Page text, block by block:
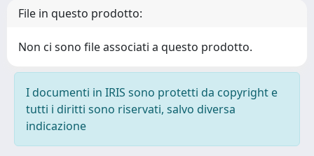
File in questo prodotto:
Non ci sono file associati a questo prodotto.
I documenti in IRIS sono protetti da copyright e
tutti i diritti sono riservati, salvo diversa
indicazione